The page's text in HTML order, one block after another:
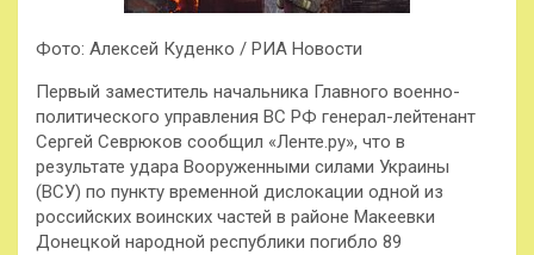
Фото: Алексей Куденко / РИА Новости
Первый заместитель начальника Главного военно-
политического управления ВС РФ генерал-лейтенант
Сергей Севрюков сообщил «Ленте.ру», что в
результате удара Вооруженными силами Украины
(ВСУ) по пункту временной дислокации одной из
российских воинских частей в районе Макеевки
Донецкой народной республики погибло 89